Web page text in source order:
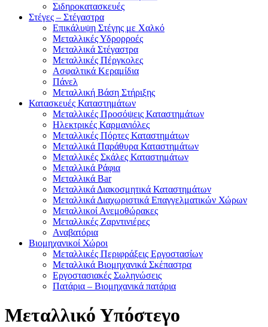
Σιδηροκατασκευές
Στέγες – Στέγαστρα
Επικάλυψη Στέγης με Χαλκό
Μεταλλικές Υδρορροές
Μεταλλικά Στέγαστρα
Μεταλλικές Πέργκολες
Ασφαλτικά Κεραμίδια
Πάνελ
Μεταλλική Βάση Στήριξης
Κατασκευές Καταστημάτων
Μεταλλικές Προσόψεις Καταστημάτων
Ηλεκτρικές Καρμανιόλες
Μεταλλικές Πόρτες Καταστημάτων
Μεταλλικά Παράθυρα Καταστημάτων
Μεταλλικές Σκάλες Καταστημάτων
Μεταλλικά Ράφια
Μεταλλικά Bar
Μεταλλικά Διακοσμητικά Καταστημάτων
Μεταλλικά Διαχωριστικά Επαγγελματικών Χώρων
Μεταλλικοί Ανεμοθώρακες
Μεταλλικές Ζαρντινιέρες
Αναβατόρια
Βιομηχανικοί Χώροι
Μεταλλικές Περιφράξεις Εργοστασίων
Μεταλλικά Βιομηχανικά Σκέπαστρα
Εργοστασιακές Σωληνώσεις
Πατάρια – Βιομηχανικά πατάρια
Μεταλλικό Υπόστεγο